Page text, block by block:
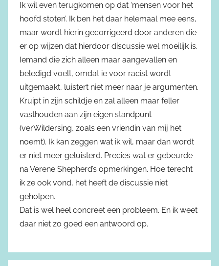
Ik wil even terugkomen op dat ‘mensen voor het
hoofd stoten’. Ik ben het daar helemaal mee eens,
maar wordt hierin gecorrigeerd door anderen die
er op wijzen dat hierdoor discussie wel moeilijk is.
Iemand die zich alleen maar aangevallen en
beledigd voelt, omdat ie voor racist wordt
uitgemaakt, luistert niet meer naar je argumenten.
Kruipt in zijn schildje en zal alleen maar feller
vasthouden aan zijn eigen standpunt
(verWildersing, zoals een vriendin van mij het
noemt). Ik kan zeggen wat ik wil, maar dan wordt
er niet meer geluisterd. Precies wat er gebeurde
na Verene Shepherd’s opmerkingen. Hoe terecht
ik ze ook vond, het heeft de discussie niet
geholpen.
Dat is wel heel concreet een probleem. En ik weet
daar niet zo goed een antwoord op.